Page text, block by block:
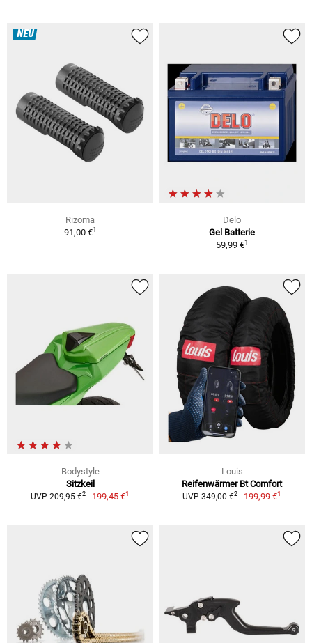
NEU
Rizoma
91,00 €1
Delo
Gel Batterie
59,99 €1
Bodystyle
Sitzkeil
UVP 209,95 €2 199,45 €1
Louis
Reifenwärmer Bt Comfort
UVP 349,00 €2 199,99 €1